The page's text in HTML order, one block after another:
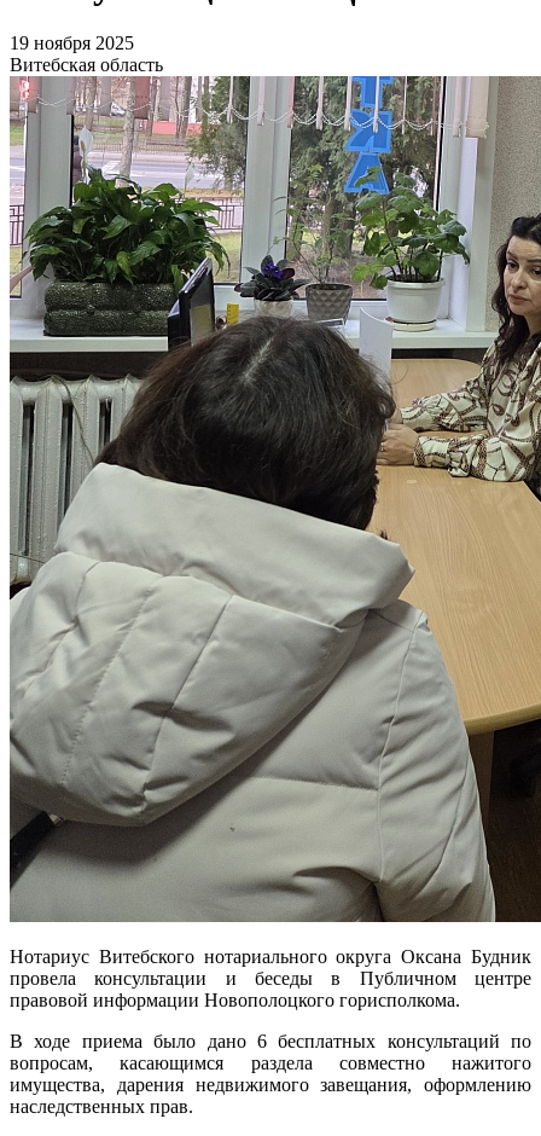
19 ноября 2025
Витебская область
Нотариус Витебского нотариального округа Оксана Будник
провела консультации и беседы в Публичном центре
правовой информации Новополоцкого горисполкома.
В ходе приема было дано 6 бесплатных консультаций по
вопросам, касающимся раздела совместно нажитого
имущества, дарения недвижимого завещания, оформлению
наследственных прав.